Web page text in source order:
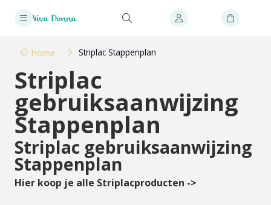
Home Striplac Stappenplan
Striplac
gebruiksaanwijzing
Stappenplan
Striplac gebruiksaanwijzing
Stappenplan
Hier koop je alle Striplacproducten ->